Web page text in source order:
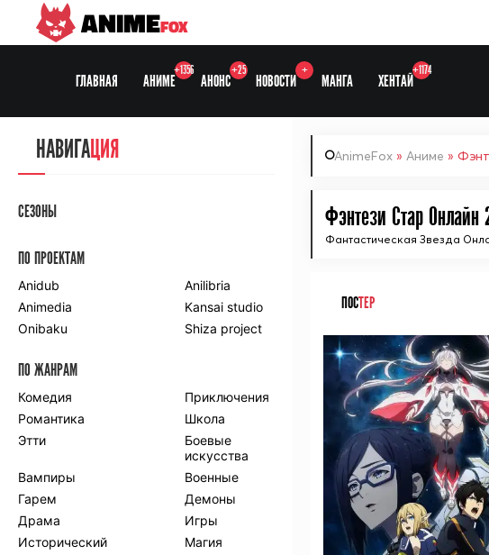
ANIMEFOX
ГЛАВНАЯ АНИМЕ
+1356
АНОНС
+25
НОВОСТИ
+
МАНГА ХЕНТАЙ
+1174
AnimeFox » Аниме »
Фэнтези Стар
Фантастическая Звезда
ПОСТЕР
НАВИГАЦИЯ
СЕЗОНЫ
ПО ПРОЕКТАМ
Anidub
Anilibria
Animedia
Kansai studio
Onibaku
Shiza project
ПО ЖАНРАМ
Комедия
Приключения
Романтика
Школа
Этти
Боевые
искусства
Вампиры
Военные
Гарем
Демоны
Драма
Игры
Исторический
Магия